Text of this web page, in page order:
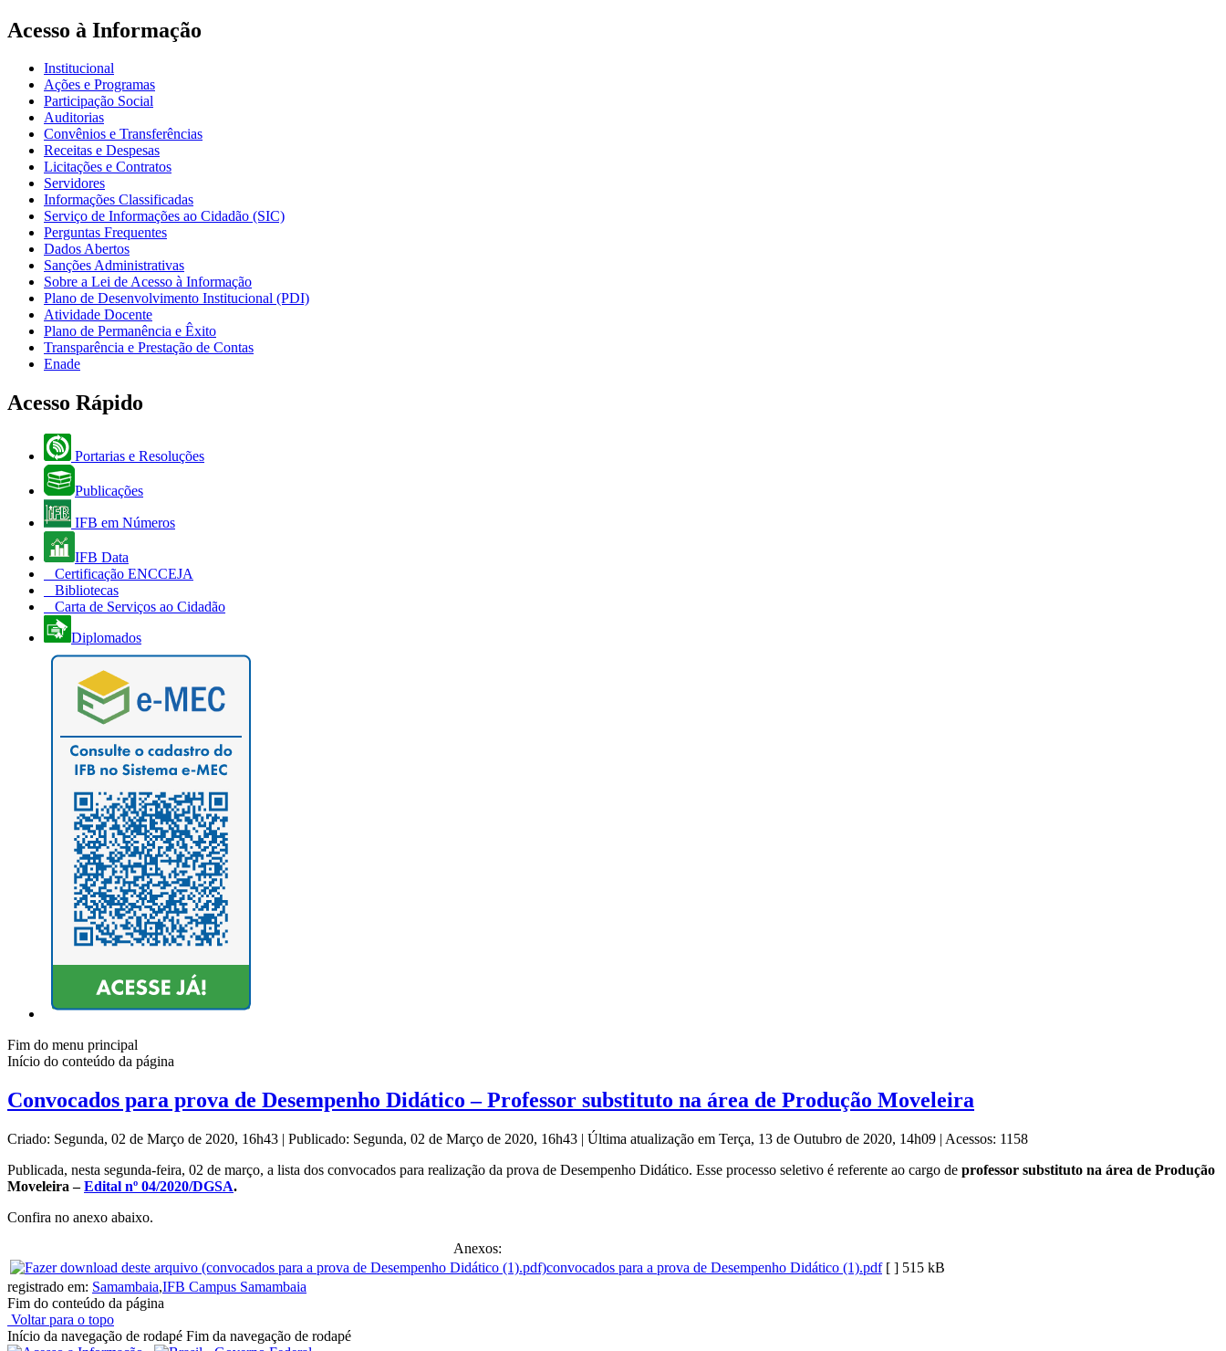
Acesso à Informação
Institucional
Ações e Programas
Participação Social
Auditorias
Convênios e Transferências
Receitas e Despesas
Licitações e Contratos
Servidores
Informações Classificadas
Serviço de Informações ao Cidadão (SIC)
Perguntas Frequentes
Dados Abertos
Sanções Administrativas
Sobre a Lei de Acesso à Informação
Plano de Desenvolvimento Institucional (PDI)
Atividade Docente
Plano de Permanência e Êxito
Transparência e Prestação de Contas
Enade
Acesso Rápido
Portarias e Resoluções
Publicações
IFB em Números
IFB Data
Certificação ENCCEJA
Bibliotecas
Carta de Serviços ao Cidadão
Diplomados
Fim do menu principal
Início do conteúdo da página
Convocados para prova de Desempenho Didático – Professor substituto na área de Produção Moveleira
Criado: Segunda, 02 de Março de 2020, 16h43 | Publicado: Segunda, 02 de Março de 2020, 16h43 | Última atualização em Terça, 13 de Outubro de 2020, 14h09 | Acessos: 1158
Publicada, nesta segunda-feira, 02 de março, a lista dos convocados para realização da prova de Desempenho Didático. Esse processo seletivo é referente ao cargo de professor substituto na área de Produção
Moveleira – Edital nº 04/2020/DGSA.
Confira no anexo abaixo.
Anexos:
convocados para a prova de Desempenho Didático (1).pdf [ ] 515 kB
registrado em: Samambaia,IFB Campus Samambaia
Fim do conteúdo da página
Voltar para o topo
Início da navegação de rodapé Fim da navegação de rodapé